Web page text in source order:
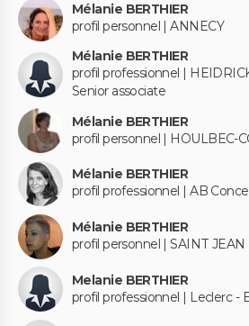
Mélanie BERTHIER
profil personnel | ANNECY
Mélanie BERTHIER
profil professionnel |
Senior associate
Mélanie BERTHIER
profil personnel | HOULBEC-
Mélanie BERTHIER
profil professionnel | AB
Mélanie BERTHIER
profil personnel | SAINT JEAN
Melanie BERTHIER
profil professionnel | Leclerc -